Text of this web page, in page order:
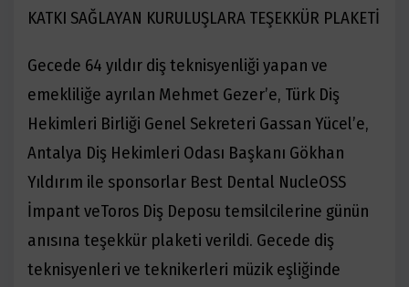
KATKI SAĞLAYAN KURULUŞLARA TEŞEKKÜR PLAKETİ
Gecede 64 yıldır diş teknisyenliği yapan ve
emekliliğe ayrılan Mehmet Gezer’e, Türk Diş
Hekimleri Birliği Genel Sekreteri Gassan Yücel’e,
Antalya Diş Hekimleri Odası Başkanı Gökhan
Yıldırım ile sponsorlar Best Dental NucleOSS
İmpant veToros Diş Deposu temsilcilerine günün
anısına teşekkür plaketi verildi. Gecede diş
teknisyenleri ve teknikerleri müzik eşliğinde